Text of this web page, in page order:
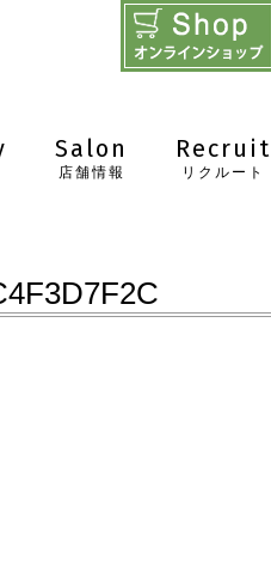
Salon
店舗情報
Recruit
リクルート